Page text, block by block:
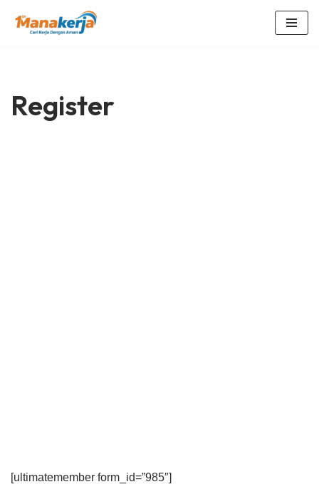
Register
[ultimatemember form_id=”985″]